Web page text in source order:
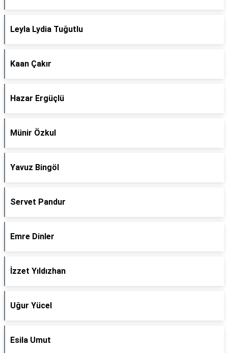
Leyla Lydia Tuğutlu
Kaan Çakır
Hazar Ergüçlü
Münir Özkul
Yavuz Bingöl
Servet Pandur
Emre Dinler
İzzet Yıldızhan
Uğur Yücel
Esila Umut